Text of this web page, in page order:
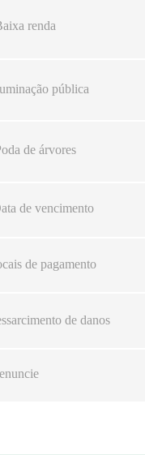
renda
pública
de árvores
de vencimento
de pagamento
de danos